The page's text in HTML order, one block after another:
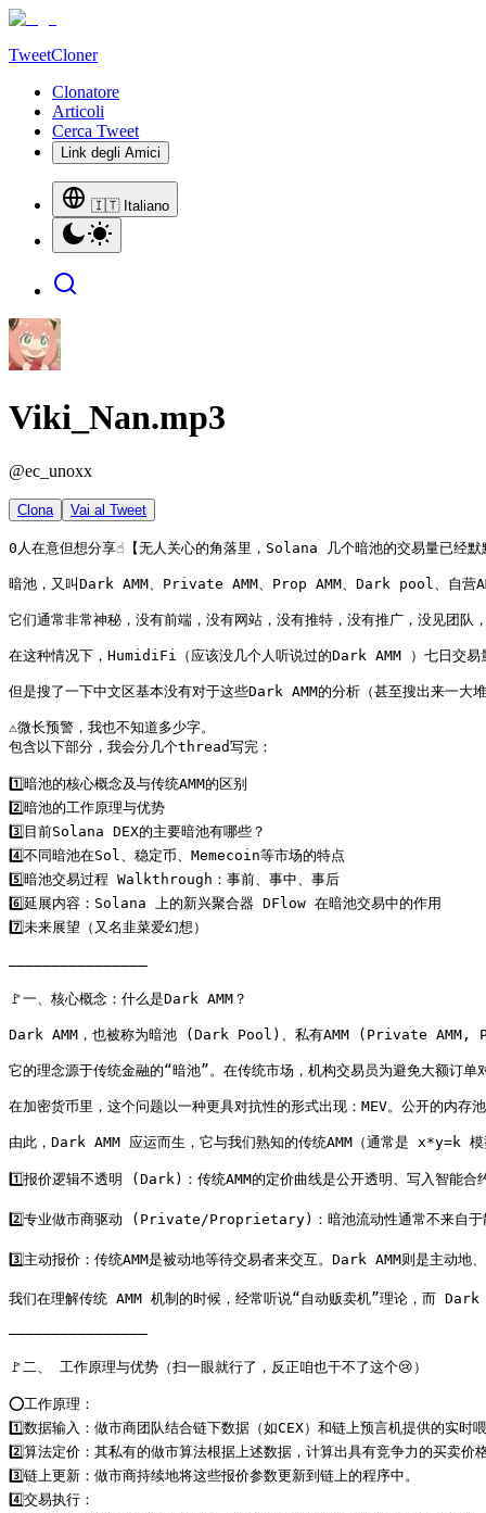
TweetCloner
Clonatore
Articoli
Cerca Tweet
Link degli Amici
🇮🇹 Italiano
Viki_Nan.mp3
@ec_unoxx
Clona Vai al Tweet
0人在意但想分享☝️【无人关心的角落里，Solana 几个暗池的交易量已经默
暗池，又叫Dark AMM、Private AMM、Prop AMM、Dark pool、自营
它们通常非常神秘，没有前端，没有网站，没有推特，没有推广，没见团队
在这种情况下，HumidiFi（应该没几个人听说过的Dark AMM ）七日交
但是搜了一下中文区基本没有对于这些Dark AMM的分析（甚至搜出来一大
⚠️微长预警，我也不知道多少字。
包含以下部分，我会分几个thread写完：
1️⃣暗池的核心概念及与传统AMM的区别
2️⃣暗池的工作原理与优势
3️⃣目前Solana DEX的主要暗池有哪些？
4️⃣不同暗池在Sol、稳定币、Memecoin等市场的特点
5️⃣暗池交易过程 Walkthrough：事前、事中、事后
6️⃣延展内容：Solana 上的新兴聚合器 DFlow 在暗池交易中的作用
7️⃣未来展望（又名韭菜爱幻想）
————————————————
🚩一、核心概念：什么是Dark AMM？
Dark AMM，也被称为暗池 (Dark Pool)、私有AMM (Private AMM,
它的理念源于传统金融的“暗池”。在传统市场，机构交易员为避免大额订
在加密货币里，这个问题以一种更具对抗性的形式出现：MEV。公开的内
由此，Dark AMM 应运而生，它与我们熟知的传统AMM（通常是 x*y=k 模
1️⃣报价逻辑不透明 (Dark)：传统AMM的定价曲线是公开透明、写入智能
2️⃣专业做市商驱动 (Private/Proprietary)：暗池流动性通常不来自于散
3️⃣主动报价：传统AMM是被动地等待交易者来交互。Dark AMM则是主动地
我们在理解传统 AMM 机制的时候，经常听说“自动贩卖机”理论，而
————————————————
🚩二、 工作原理与优势（扫一眼就行了，反正咱也干不了这个😢）
⭕️工作原理：
1️⃣数据输入：做市商团队结合链下数据（如CEX）和链上预言机提供的实时
2️⃣算法定价：其私有的做市算法根据上述数据，计算出具有竞争力的买卖价
3️⃣链上更新：做市商持续地将这些报价参数更新到链上的程序中。
4️⃣交易执行：